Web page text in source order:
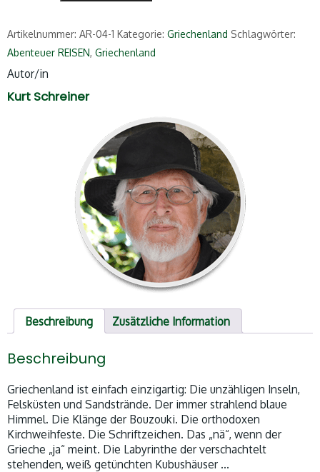
Artikelnummer: AR-04-1 Kategorie: Griechenland Schlagwörter:
Abenteuer REISEN, Griechenland
Autor/in
Kurt Schreiner
Beschreibung Zusätzliche Information
Beschreibung
Griechenland ist einfach einzigartig: Die unzähligen Inseln,
Felsküsten und Sandstrände. Der immer strahlend blaue
Himmel. Die Klänge der Bouzouki. Die orthodoxen
Kirchweihfeste. Die Schriftzeichen. Das „nä“, wenn der
Grieche „ja“ meint. Die Labyrinthe der verschachtelt
stehenden, weiß getünchten Kubushäuser …